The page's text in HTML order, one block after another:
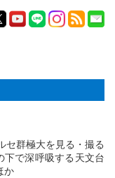
セ群極大を見る・撮る
で深呼吸する天文台
か